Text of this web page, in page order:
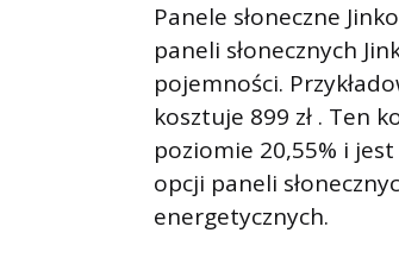
Panele słoneczne
paneli słonecznych
pojemności.
kosztuje 899 zł . Ten
poziomie 20,55% i
opcji paneli
energetycznych.